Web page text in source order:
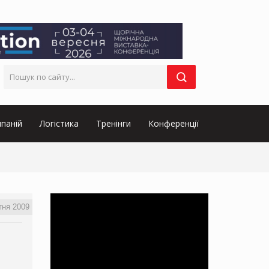
Логістика Тренінги Конференції
2009